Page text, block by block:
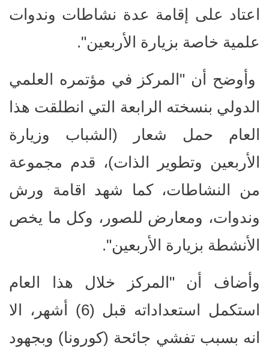
اعتاد على إقامة عدة نشاطات وندوات
علمية خاصة بزيارة الأربعين".
وأوضح أن "المركز في مؤتمره العلمي
الدولي بنسخته الرابعة التي انطلقت هذا
العام حمل شعار (الشباب وزيارة
الأربعين وتطوير الذات)، قدم مجموعة
من النشاطات، كما شهد اقامة ورش
وندوات، ومعارض للصور، وكل ما يخص
الأنشطة بزيارة الأربعين".
وأضاف أن "المركز خلال هذا العام
استكمل استعداداته قبل (6) أشهر، الا
انه بسبب تفشي جائحة (كورونا) وبجهود